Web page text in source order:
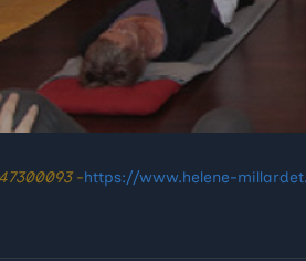
-https://www.helene-